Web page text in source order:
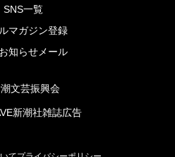
SNS一覧
マガジン登録
知らせメール
文芸振興会
新潮社雑誌広告